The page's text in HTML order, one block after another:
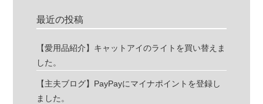
最近の投稿
【愛用品紹介】キャットアイのライトを買い替えま
した。
【主夫ブログ】PayPayにマイナポイントを登録し
ました。